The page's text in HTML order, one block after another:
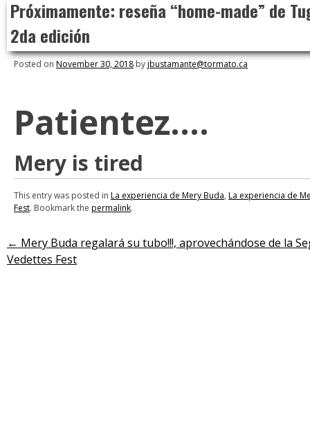
content
Próximamente: reseña “home-made” de
2da edición
Posted on November 30, 2018 byjbustamante@tormato.ca
Patientez….
Mery is tired
This entry was posted in La experiencia de Mery Buda, La experiencia de
Fest. Bookmark the permalink.
Post
← Mery Buda regalará su tubo!!!, aprovechándose de la
Vedettes Fest